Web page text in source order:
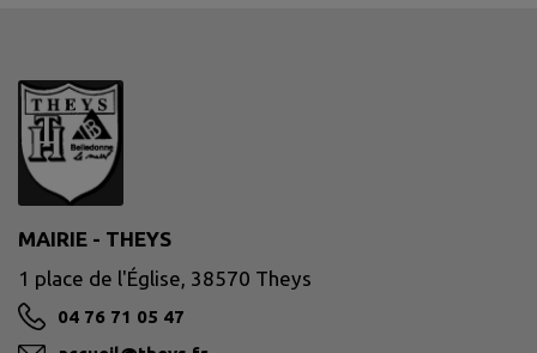
MAIRIE - THEYS
1 place de l'Église, 38570 Theys
04 76 71 05 47